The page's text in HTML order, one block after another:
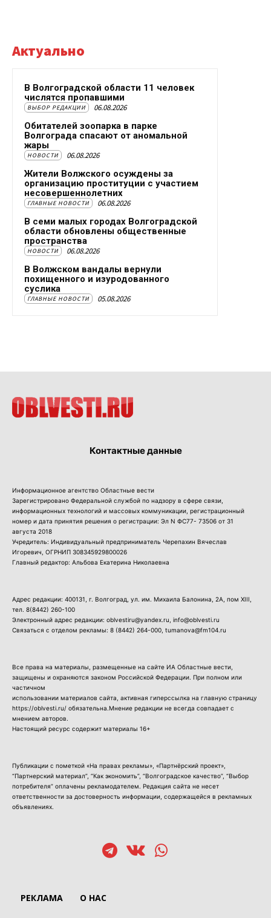
Актуально
В Волгоградской области 11 человек
числятся пропавшими
ВЫБОР РЕДАКЦИИ 06.08.2026
Обитателей зоопарка в парке
Волгограда спасают от аномальной
жары
НОВОСТИ 06.08.2026
Жители Волжского осуждены за
организацию проституции с участием
несовершеннолетних
ГЛАВНЫЕ НОВОСТИ 06.08.2026
В семи малых городах Волгоградской
области обновлены общественные
пространства
НОВОСТИ 06.08.2026
В Волжском вандалы вернули
похищенного и изуродованного
суслика
ГЛАВНЫЕ НОВОСТИ 05.08.2026
Контактные данные
Информационное агентство Областные вести
Зарегистрировано Федеральной службой по надзору в сфере связи,
информационных технологий и массовых коммуникации, регистрационный
номер и дата принятия решения о регистрации: Эл N ФС77- 73506 от 31
августа 2018
Учредитель: Индивидуальный предприниматель Черепахин Вячеслав
Игоревич, ОГРНИП 308345929800026
Главный редактор: Альбова Екатерина Николаевна
Адрес редакции: 400131, г. Волгоград, ул. им. Михаила Балонина, 2А, пом XIII,
тел. 8(8442) 260-100
Электронный адрес редакции: oblvestiru@yandex.ru, info@oblvesti.ru
Связаться с отделом рекламы: 8 (8442) 264-000 , tumanova@fm104.ru
Все права на материалы, размещенные на сайте ИА Областные вести,
защищены и охраняются законом Российской Федерации. При полном или
частичном
использовании материалов сайта, активная гиперссылка на главную страницу
https://oblvesti.ru/ обязательна.Мнение редакции не всегда совпадает с
мнением авторов.
Настоящий ресурс содержит материалы 16+
Публикации с пометкой «На правах рекламы», «Партнёрский проект»,
“Партнерский материал”, “Как экономить”, “Волгоградское качество”, “Выбор
потребителя” оплачены рекламодателем. Редакция сайта не несет
ответственности за достоверность информации, содержащейся в рекламных
объявлениях.
РЕКЛАМА О НАС